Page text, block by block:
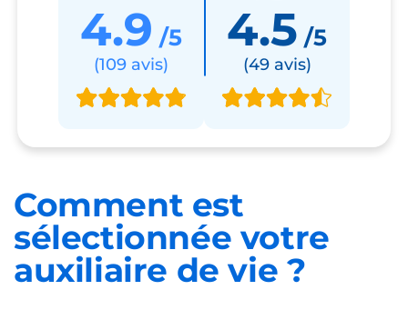
4.9 /5
(109 avis)
4.5 /5
(49 avis)
Comment est
sélectionnée votre
auxiliaire de vie ?